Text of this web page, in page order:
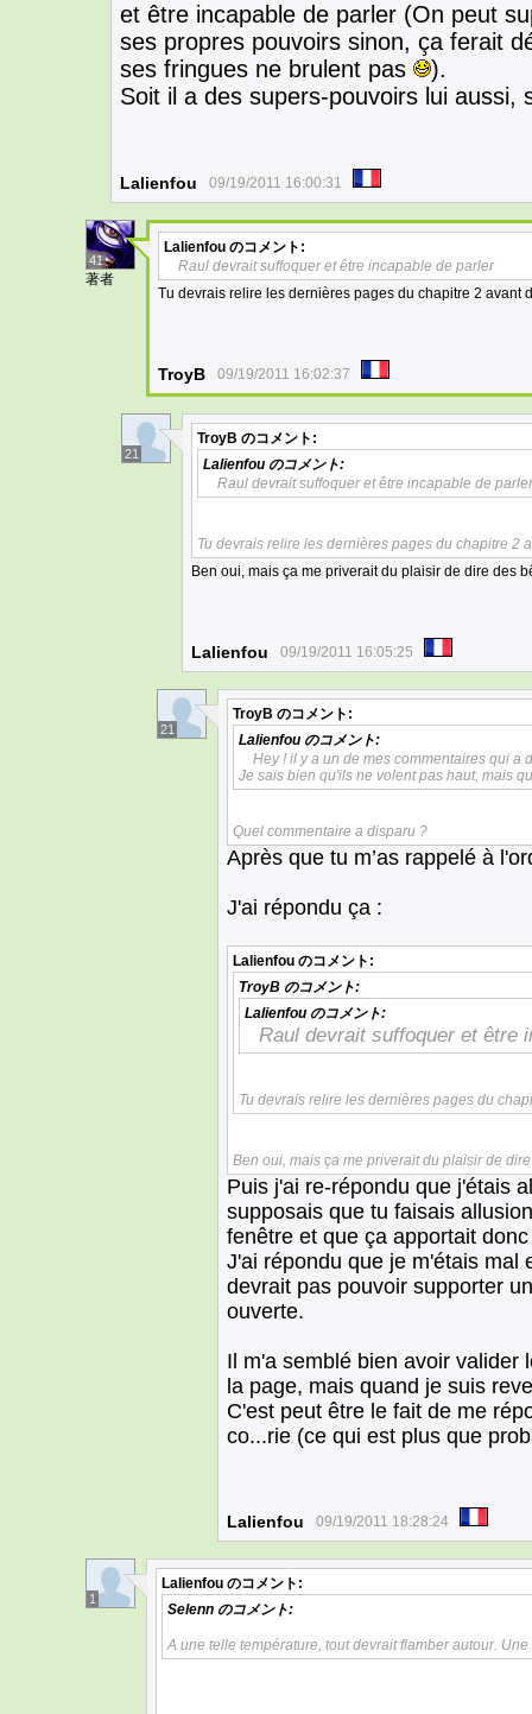
et être incapable de parler (On peut
ses propres pouvoirs sinon, ça ferait
ses fringues ne brulent pas
).
Soit il a des supers-pouvoirs lui
Lalienfou 09/19/2011 16:00:31
41
著者
Lalienfou のコメント:
Raul devrait suffoquer et être incapable de parler
Tu devrais relire les dernières pages du chapitre 2 avant
TroyB 09/19/2011 16:02:37
21
TroyB のコメント:
Lalienfou のコメント:
Raul devrait suffoquer et être incapable de parler
Tu devrais relire les dernières pages du chapitre 2
Ben oui, mais ça me priverait du plaisir de dire des
Lalienfou 09/19/2011 16:05:25
21
TroyB のコメント:
Lalienfou のコメント:
Hey ! il y a un de mes commentaires qui a
Je sais bien qu'ils ne volent pas haut, mais
Quel commentaire a disparu ?
Après que tu m’as rappelé à
J'ai répondu ça :
Lalienfou のコメント:
TroyB のコメント:
Lalienfou のコメント:
Raul devrait suffoquer et être
Tu devrais relire les dernières pages du
Ben oui, mais ça me priverait du plaisir de
Puis j'ai re-répondu que j'étais
supposais que tu faisais
fenêtre et que ça apportait
J'ai répondu que je m'étais mal
devrait pas pouvoir supporter
ouverte.
Il m'a semblé bien avoir valider
la page, mais quand je suis
C'est peut être le fait de me
co...rie (ce qui est plus que
Lalienfou 09/19/2011 18:28:24
1
Lalienfou のコメント:
Selenn のコメント:
A une telle température, tout devrait flamber autour.